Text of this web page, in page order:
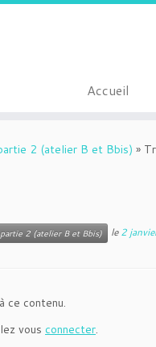
Accueil
2 (atelier B et Bbis) »
2 (atelier B et Bbis) le2
ce contenu.
vous connecter.